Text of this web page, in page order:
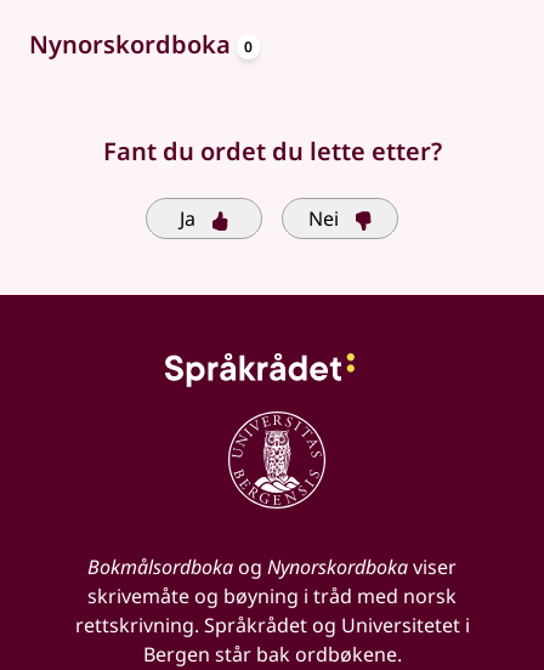
Nynorskordboka 0
Fant du ordet du lette etter?
Ja Nei
Bokmålsordbokaog Nynorskordbokaviser
skrivemåte og bøyning i tråd med norsk
rettskrivning. Språkrådet og Universitetet i
Bergen står bak ordbøkene.